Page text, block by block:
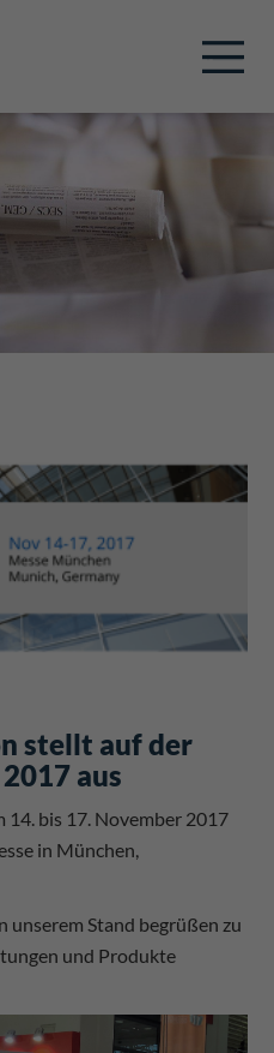
stellt auf der
aus
bis 17. November 2017
in München,
unserem Stand begrüßen zu
und Produkte